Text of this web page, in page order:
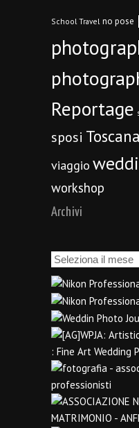
School Travel no pose
Reportage
sposi Toscana
viaggio
workshop
Archivi
Archivi